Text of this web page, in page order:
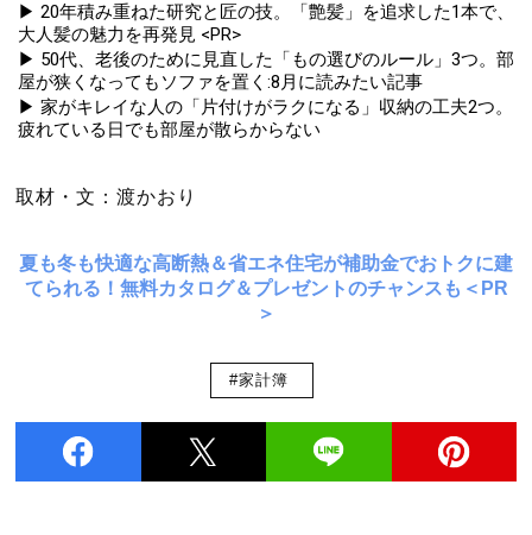
▶ 20年積み重ねた研究と匠の技。「艶髪」を追求した1本で、
大人髪の魅力を再発見 <PR>
▶ 50代、老後のために見直した「もの選びのルール」3つ。部
屋が狭くなってもソファを置く:8月に読みたい記事
▶ 家がキレイな人の「片付けがラクになる」収納の工夫2つ。
疲れている日でも部屋が散らからない
取材・文：渡かおり
夏も冬も快適な高断熱＆省エネ住宅が補助金でおトクに建
てられる！無料カタログ＆プレゼントのチャンスも＜PR
＞
#家計簿